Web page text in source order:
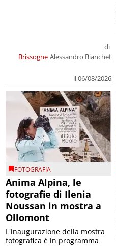
Brissogne
di
Alessandro Bianchet
il 06/08/2026
FOTOGRAFIA
Anima Alpina, le
fotografie di Ilenia
Noussan in mostra a
Ollomont
L'inaugurazione della mostra
fotografica è in programma